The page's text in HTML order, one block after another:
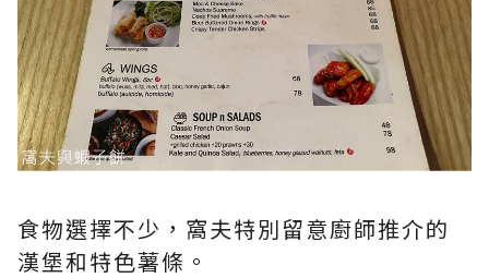
食物選擇不少，窩夫特別留意廚師推介的
漢堡和特色薯條。